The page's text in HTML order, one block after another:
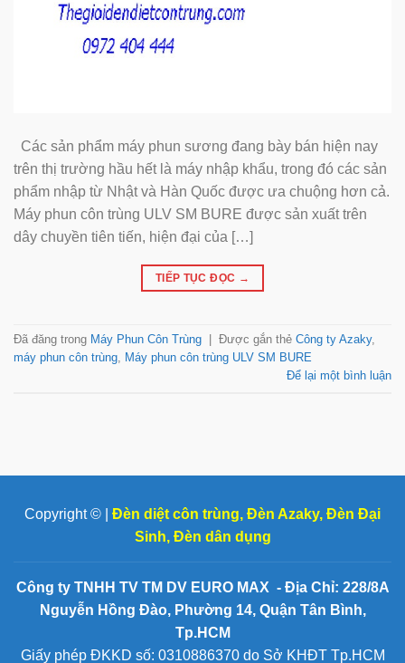
Các sản phẩm máy phun sương đang bày bán hiện nay
trên thị trường hầu hết là máy nhập khẩu, trong đó các sản
phẩm nhập từ Nhật và Hàn Quốc được ưa chuộng hơn cả.
Máy phun côn trùng ULV SM BURE được sản xuất trên
dây chuyền tiên tiến, hiện đại của […]
TIẾP TỤC ĐỌC →
Đã đăng trong Máy Phun Côn Trùng Được gắn thẻ Công ty Azaky,
máy phun côn trùng
Máy phun côn trùng ULV SM BURE
Để lại một bình luận
Copyright © | Đèn diệt côn trùng, Đèn Azaky, Đèn Đại
Sinh, Đèn dân dụng
Công ty TNHH TV TM DV EURO MAX - Địa Chỉ: 228/8A
Nguyễn Hồng Đào, Phường 14, Quận Tân Bình,
Tp.HCM
Giấy phép ĐKKD số: 0310886370 do Sở KHĐT Tp.HCM